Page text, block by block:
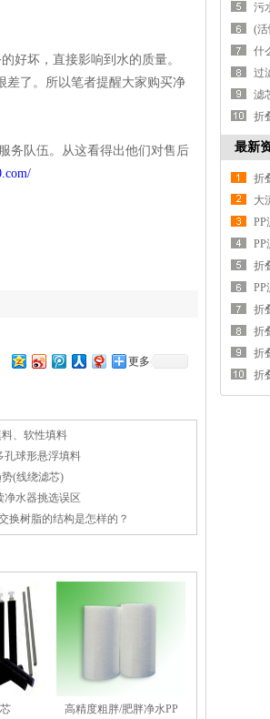
坏，直接影响到水的质量。
差了。所以笔者提醒大家购买净
队伍。从这看得出他们对售后
更多
、软性填料
孔球形悬浮填料
(线绕滤芯)
净水器挑选误区
换树脂的结构是怎样的？
高精度粗胖/肥胖净水PP
污
(活
什
过
滤
折
最新
折
大
PP
PP
折
PP
折
折
折
折